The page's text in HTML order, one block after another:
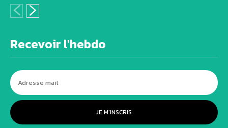
Recevoir l'hebdo
JE M'INSCRIS